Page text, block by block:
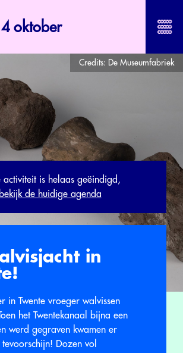
oktober
Credits: De Museumfabriek
activiteit is helaas geëindigd,
bekijk de huidige agenda
in
in Twente vroeger walvissen
het Twentekanaal bijna een
werd gegraven kwamen er
Dozen vol